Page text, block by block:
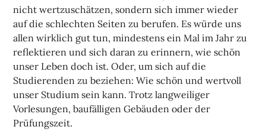
nicht wertzuschätzen, sondern sich immer wieder
auf die schlechten Seiten zu berufen. Es würde uns
allen wirklich gut tun, mindestens ein Mal im Jahr zu
reflektieren und sich daran zu erinnern, wie schön
unser Leben doch ist. Oder, um sich auf die
Studierenden zu beziehen: Wie schön und wertvoll
unser Studium sein kann. Trotz langweiliger
Vorlesungen, baufälligen Gebäuden oder der
Prüfungszeit.